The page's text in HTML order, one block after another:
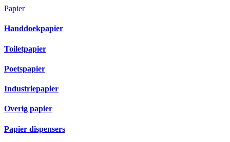
Papier
Handdoekpapier
Toiletpapier
Poetspapier
Industriepapier
Overig papier
Papier dispensers